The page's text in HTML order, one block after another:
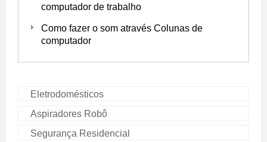
computador de trabalho
Como fazer o som através Colunas de
computador
Eletrodomésticos
Aspiradores Robô
Segurança Residencial